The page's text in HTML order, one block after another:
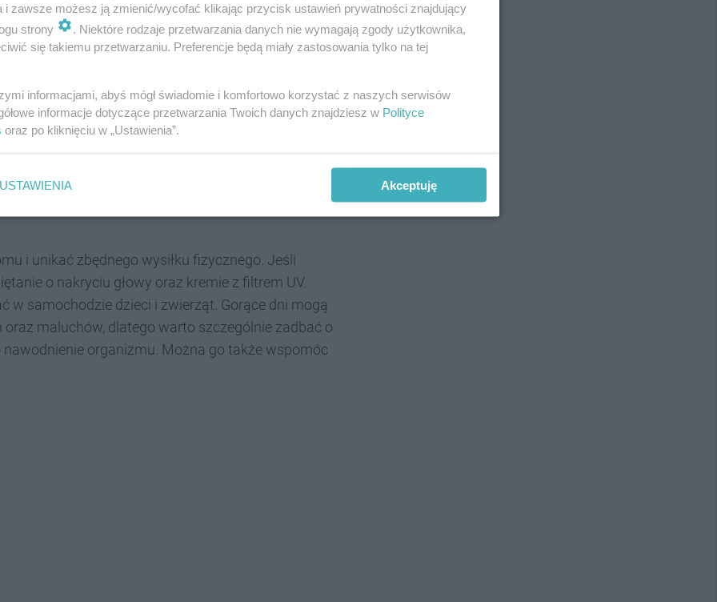
wzrasta ryzyko odwodnienia oraz
do wystąpienia udaru
stanem zagrażającym zdrowiu, a nawet
bóle i zawroty głowy, nudności, gorączka,
ciała zagrażający życiu, większa
podaje Rządowe Centrum Bezpieczeństwa.
i unikać zbędnego wysiłku fizycznego. Jeśli
o nakryciu głowy oraz kremie z filtrem UV.
w samochodzie dzieci i zwierząt. Gorące dni mogą
maluchów, dlatego warto szczególnie zadbać o
organizmu. Można go także wspomóc
i zawsze możesz ją zmienić/wycofać klikając przycisk ustawień prywatności znajdujący
strony
. Niektóre rodzaje przetwarzania danych nie wymagają zgody użytkownika,
się takiemu przetwarzaniu. Preferencje będą miały zastosowania tylko na tej
informacjami, abyś mógł świadomie i komfortowo korzystać z naszych serwisów
informacje dotyczące przetwarzania Twoich danych znajdziesz w Polityce
oraz po kliknięciu w „Ustawienia”.
USTAWIENIA Akceptuję